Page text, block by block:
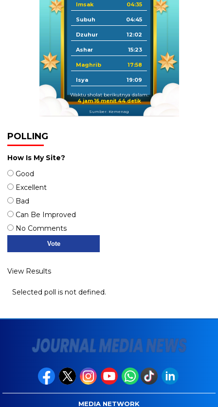
Imsak 04:35
Subuh 04:45
Dzuhur 12:02
Ashar 15:23
Maghrib 17:58
Isya 19:09
Waktu sholat berikutnya dalam:
4 jam 16 menit 44 detik
Sumber: Kemenag
POLLING
How Is My Site?
Good
Excellent
Bad
Can Be Improved
No Comments
View Results
Selected poll is not defined.
MEDIA NETWORK